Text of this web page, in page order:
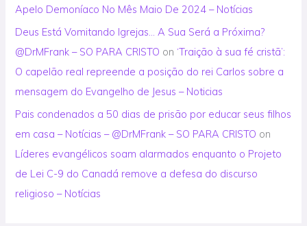
Apelo Demoníaco No Mês Maio De 2024 – Notícias
Deus Está Vomitando Igrejas… A Sua Será a Próxima?
@DrMFrank – SO PARA CRISTO on ‘Traição à sua fé cristã’:
O capelão real repreende a posição do rei Carlos sobre a
mensagem do Evangelho de Jesus – Noticias
Pais condenados a 50 dias de prisão por educar seus filhos
em casa – Notícias – @DrMFrank – SO PARA CRISTO on
Líderes evangélicos soam alarmados enquanto o Projeto
de Lei C-9 do Canadá remove a defesa do discurso
religioso – Notícias